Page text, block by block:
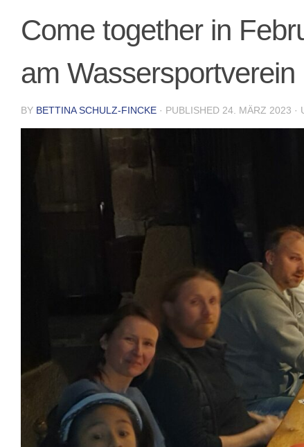
Come together in
am Wassersportverein
BY BETTINA SCHULZ-FINCKE · PUBLISHED 24. MÄRZ 2023 ·